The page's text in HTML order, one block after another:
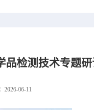
检测技术专题
2026-06-11